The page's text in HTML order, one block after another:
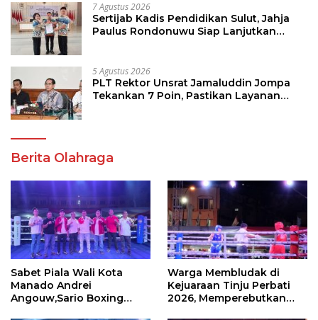
7 Agustus 2026
Sertijab Kadis Pendidikan Sulut, Jahja
Paulus Rondonuwu Siap Lanjutkan
5 Agustus 2026
PLT Rektor Unsrat Jamaluddin Jompa
Tekankan 7 Poin, Pastikan Layanan
Berita Olahraga
Sabet Piala Wali Kota
Manado Andrei
Angouw,Sario Boxing
Warga Membludak di
Kejuaraan Tinju Perbati
2026, Memperebutkan